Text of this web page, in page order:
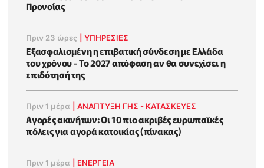
Προνοίας
Πριν 23 ώρες |ΥΠΗΡΕΣΙΕΣ
Εξασφαλισμένη η επιβατική σύνδεση με Ελλάδα
του χρόνου - Το 2027 απόφαση αν θα συνεχίσει η
επιδότησή της
Πριν 1 μέρα |ΑΝΑΠΤΥΞΗ ΓΗΣ - ΚΑΤΑΣΚΕΥΕΣ
Αγορές ακινήτων: Οι 10 πιο ακριβές ευρωπαϊκές
πόλεις για αγορά κατοικίας (πίνακας)
Πριν 1 μέρα ΕΝΈΡΓΕΙΑ